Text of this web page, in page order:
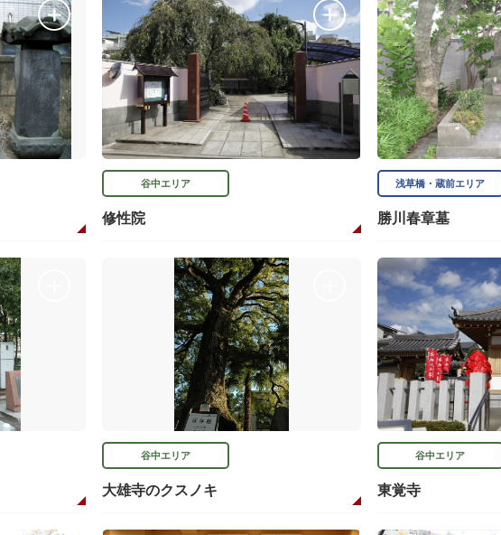
谷中エリア
修性院
浅草橋・蔵前エリア
勝川春章墓
谷中エリア
大雄寺のクスノキ
谷中エリア
東覚寺